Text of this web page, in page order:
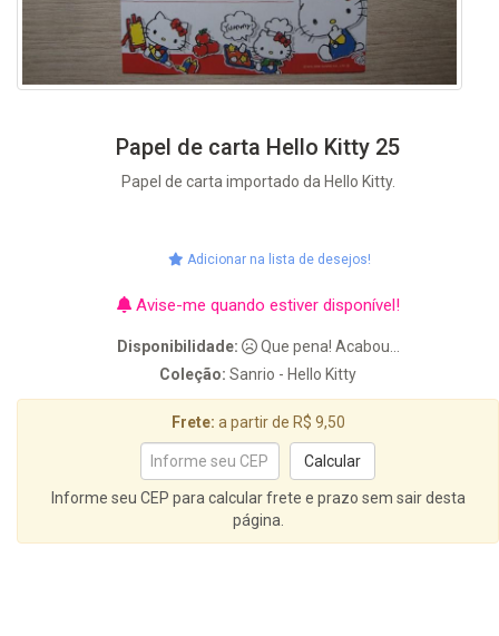
Papel de carta Hello Kitty 25
Papel de carta importado da Hello Kitty.
Adicionar na lista de desejos!
Avise-me quando estiver disponível!
Disponibilidade:
Que pena! Acabou...
Coleção: Sanrio - Hello Kitty
Frete: a partir de R$ 9,50
Informe seu CEP para calcular frete e prazo sem sair desta
página.